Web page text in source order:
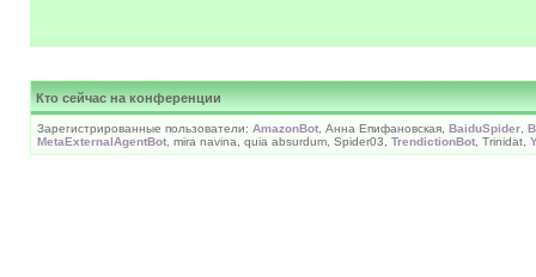
Кто сейчас на конференции
Зарегистрированные пользователи: AmazonBot , Анна Епифановская, BaiduSpider
MetaExternalAgentBot , mira navina, quia absurdum, Spider03, TrendictionBot , Trinidat,